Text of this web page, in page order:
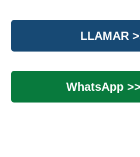
LLAMAR
WhatsApp >>